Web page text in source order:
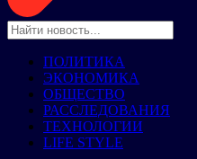
ПОЛИТИКА
ЭКОНОМИКА
ОБЩЕСТВО
РАССЛЕДОВАНИЯ
ТЕХНОЛОГИИ
LIFE STYLE